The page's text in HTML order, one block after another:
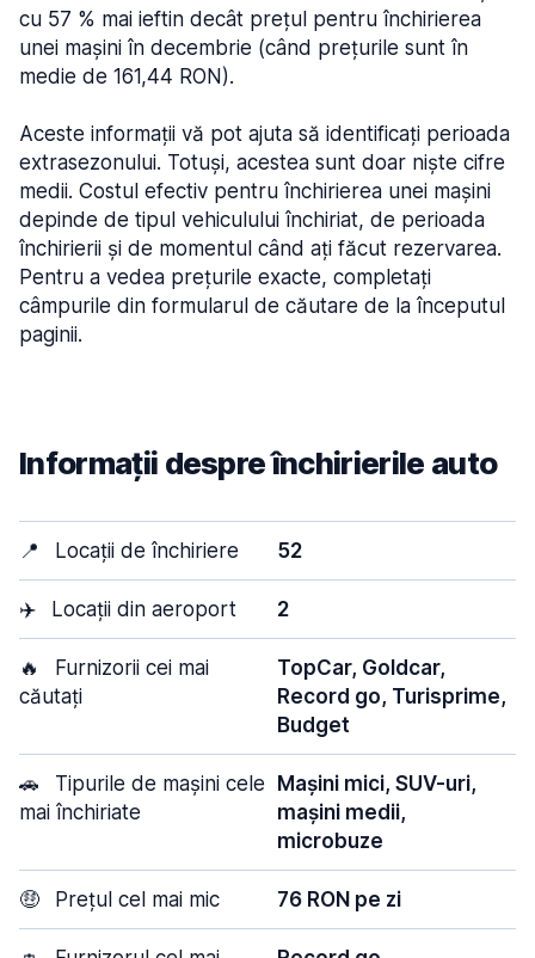
cu 57 % mai ieftin decât prețul pentru închirierea
unei mașini în decembrie (când prețurile sunt în
medie de 161,44 RON).
Aceste informații vă pot ajuta să identificați perioada
extrasezonului. Totuși, acestea sunt doar niște cifre
medii. Costul efectiv pentru închirierea unei mașini
depinde de tipul vehiculului închiriat, de perioada
închirierii și de momentul când ați făcut rezervarea.
Pentru a vedea prețurile exacte, completați
câmpurile din formularul de căutare de la începutul
paginii.
Informații despre închirierile auto
📍 Locații de închiriere 52
✈️ Locații din aeroport 2
🔥
Furnizorii cei mai
căutați
TopCar, Goldcar,
Record go, Turisprime,
Budget
🚗
Tipurile de mașini cele
mai închiriate
Mașini mici, SUV-uri,
mașini medii,
microbuze
🤑 Prețul cel mai mic 76 RON pe zi